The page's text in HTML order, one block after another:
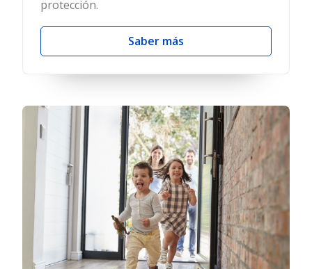
protección.
Saber más